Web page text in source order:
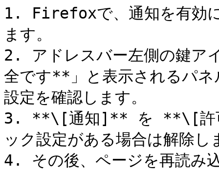
1. Firefoxで、通知を有効
ます。
2. アドレスバー左側の鍵ア
全です**」と表示されるパ
設定を確認します。
3. **\[通知]** を **\[許可
ック設定がある場合は解除し
4. その後、ページを再読み